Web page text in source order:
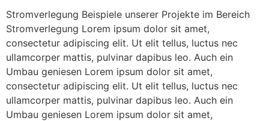
Stromverlegung Beispiele unserer Projekte im Bereich
Stromverlegung Lorem ipsum dolor sit amet,
consectetur adipiscing elit. Ut elit tellus, luctus nec
ullamcorper mattis, pulvinar dapibus leo. Auch ein
Umbau geniesen Lorem ipsum dolor sit amet,
consectetur adipiscing elit. Ut elit tellus, luctus nec
ullamcorper mattis, pulvinar dapibus leo. Auch ein
Umbau geniesen Lorem ipsum dolor sit amet,